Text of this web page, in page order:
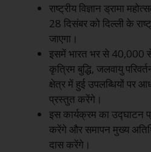
राष्ट्रीय विज्ञान ड्रामा
28 दिसंबर को दिल्ली के
जाएगा।
इसमें भारत भर से 40,000
कृत्रिम बुद्धि, जलवायु
क्षेत्र में हुई उपलब्धियों पर
प्रस्तुत करेंगे।
इस कार्यक्रम का
करेंगे और समापन मुख्य
दास करेंगे।